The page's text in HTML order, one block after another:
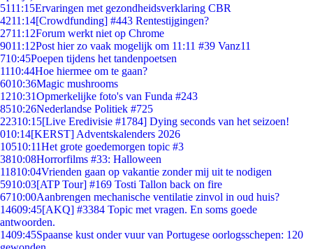
5111:15Ervaringen met gezondheidsverklaring CBR
4211:14[Crowdfunding] #443 Rentestijgingen?
2711:12Forum werkt niet op Chrome
9011:12Post hier zo vaak mogelijk om 11:11 #39 Vanz11
710:45Poepen tijdens het tandenpoetsen
1110:44Hoe hiermee om te gaan?
6010:36Magic mushrooms
1210:31Opmerkelijke foto's van Funda #243
8510:26Nederlandse Politiek #725
22310:15[Live Eredivisie #1784] Dying seconds van het seizoen!
010:14[KERST] Adventskalenders 2026
10510:11Het grote goedemorgen topic #3
3810:08Horrorfilms #33: Halloween
11810:04Vrienden gaan op vakantie zonder mij uit te nodigen
5910:03[ATP Tour] #169 Tosti Tallon back on fire
6710:00Aanbrengen mechanische ventilatie zinvol in oud huis?
14609:45[AKQ] #3384 Topic met vragen. En soms goede
antwoorden.
1409:45Spaanse kust onder vuur van Portugese oorlogsschepen: 120